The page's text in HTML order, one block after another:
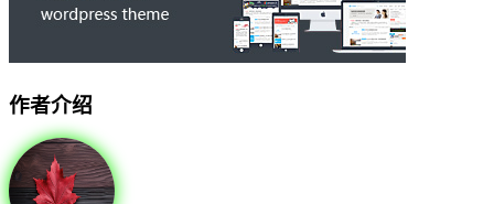
作者介绍